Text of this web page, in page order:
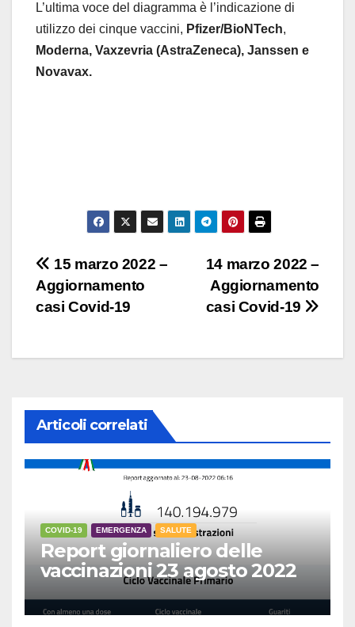
L’ultima voce del diagramma è l’indicazione di
utilizzo dei cinque vaccini, Pfizer/BioNTech,
Moderna, Vaxzevria (AstraZeneca), Janssen e
Novavax.
Navigazione
articoli
14 marzo 2022 –
Aggiornamento
casi Covid-19
15 marzo 2022 –
Aggiornamento
casi Covid-19
Articoli correlati
COVID-19 EMERGENZA SALUTE
Report giornaliero delle
vaccinazioni 23 agosto 2022